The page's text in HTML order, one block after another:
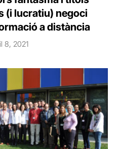
(i lucratiu) negoci
a distància
8, 2021